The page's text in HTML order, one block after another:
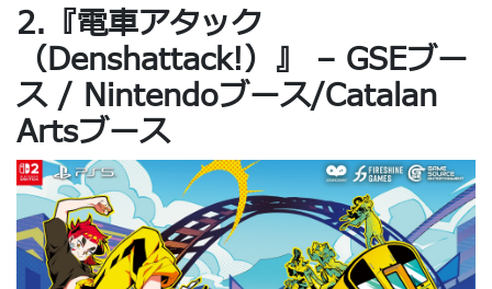
2.『電車アタック
（Denshattack!）』 – GSEブー
ス / Nintendoブース/Catalan
Artsブース